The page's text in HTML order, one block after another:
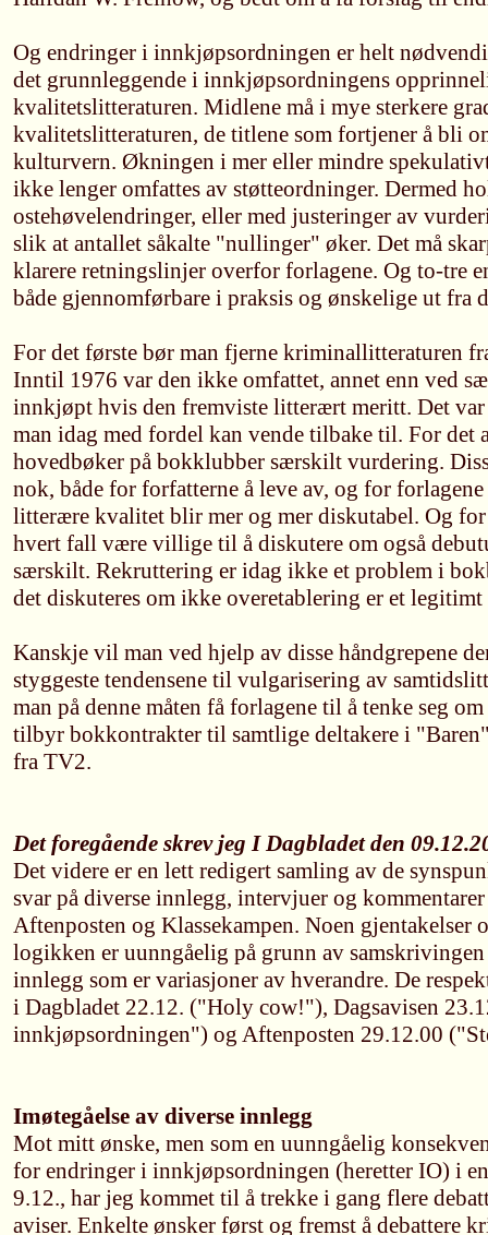
Og endringer i innkjøpsordningen er helt
det grunnleggende i innkjøpsordningens
kvalitetslitteraturen. Midlene må i mye sterkere
kvalitetslitteraturen, de titlene som fortjener å bli
kulturvern. Økningen i mer eller mindre
ikke lenger omfattes av støtteordninger. Dermed
ostehøvelendringer, eller med justeringer av
slik at antallet såkalte "nullinger" øker. Det må
klarere retningslinjer overfor forlagene. Og to-tre
både gjennomførbare i praksis og ønskelige ut fra
For det første bør man fjerne kriminallitteraturen
Inntil 1976 var den ikke omfattet, annet enn ved
innkjøpt hvis den fremviste litterært meritt. Det
man idag med fordel kan vende tilbake til. For det
hovedbøker på bokklubber særskilt vurdering.
nok, både for forfatterne å leve av, og for forlagene
litterære kvalitet blir mer og mer diskutabel. Og
hvert fall være villige til å diskutere om også
særskilt. Rekruttering er idag ikke et problem i
det diskuteres om ikke overetablering er et legitimt
Kanskje vil man ved hjelp av disse håndgrepene
styggeste tendensene til vulgarisering av
man på denne måten få forlagene til å tenke seg
tilbyr bokkontrakter til samtlige deltakere i
fra TV2.
Det foregående skrev jeg I Dagbladet den
Det videre er en lett redigert samling av de
svar på diverse innlegg, intervjuer og
Aftenposten og Klassekampen. Noen gjentakelser
logikken er uunngåelig på grunn av
innlegg som er variasjoner av hverandre. De
i Dagbladet 22.12. ("Holy cow!"), Dagsavisen
innkjøpsordningen") og Aftenposten 29.12.00
Imøtegåelse av diverse innlegg
Mot mitt ønske, men som en uunngåelig
for endringer i innkjøpsordningen (heretter IO) i
9.12., har jeg kommet til å trekke i gang flere
aviser. Enkelte ønsker først og fremst å debattere